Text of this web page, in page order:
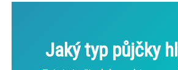
Jaký typ půjčky